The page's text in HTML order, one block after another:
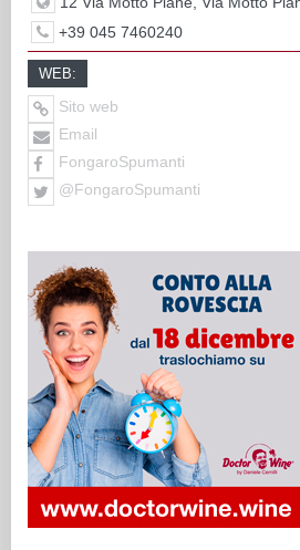
+39 045 7460240
WEB:
Sito web
Email
FongaroSpumanti
@FongaroSpumanti